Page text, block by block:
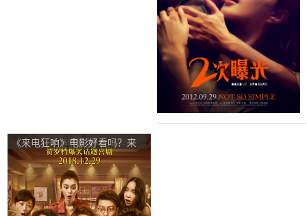
《来电狂响》电影好看吗？来
电狂响影评及简介